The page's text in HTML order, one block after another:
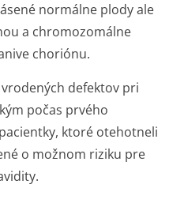
normálne plody ale
a chromozomálne
choriónu.
defektov pri
počas prvého
ktoré otehotneli
o možnom riziku pre